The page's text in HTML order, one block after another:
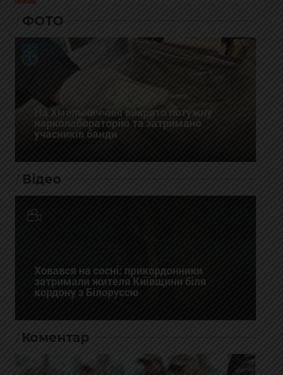
ФОТО
На Хмельниччині викрито потужну
нарколабораторію та затримано
учасників банди
Відео
Ховався на сосні: прикордонники
затримали жителя Київщини біля
кордону з Білоруссю
Коментар